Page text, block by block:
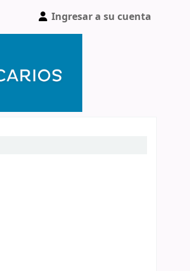
Ingresar a su cuenta